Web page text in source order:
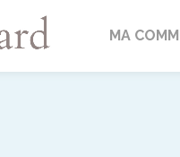
Montliard
MA